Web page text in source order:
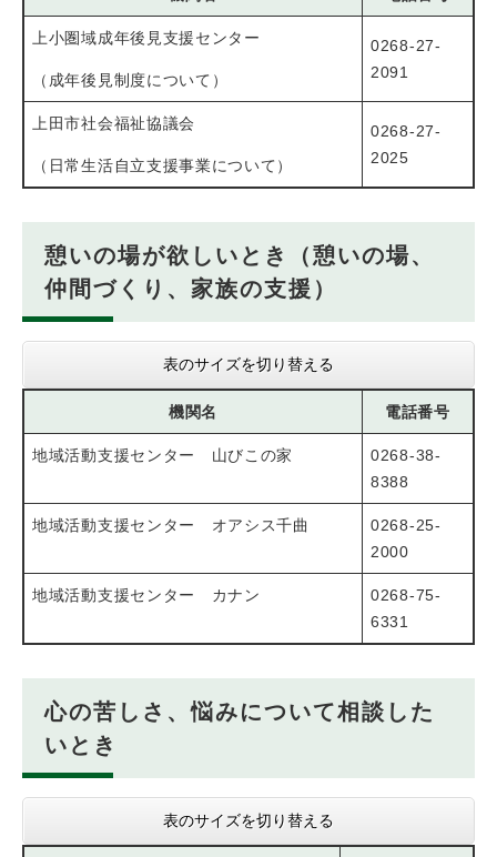
上小圏域成年後見支援センター
（成年後見制度について）
0268-27-
2091
上田市社会福祉協議会
（日常生活自立支援事業について）
0268-27-
2025
憩いの場が欲しいとき（憩いの場、
仲間づくり、家族の支援）
表のサイズを切り替える
機関名 電話番号
地域活動支援センター 山びこの家
0268-38-
8388
地域活動支援センター オアシス千曲
0268-25-
2000
地域活動支援センター カナン
0268-75-
6331
心の苦しさ、悩みについて相談した
いとき
表のサイズを切り替える